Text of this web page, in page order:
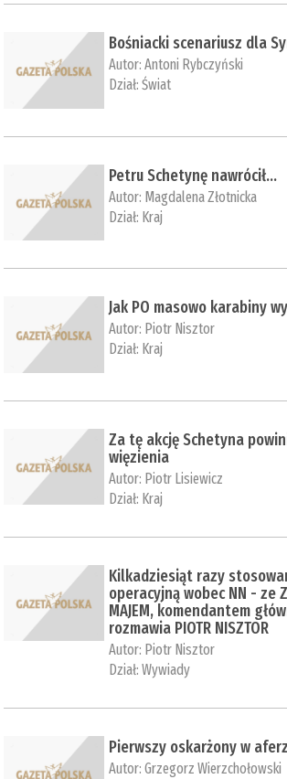
Bośniacki scenariusz dla
Autor:Antoni Rybczyński
Dział:Świat
Petru Schetynę nawrócił...
Autor: Magdalena Złotnicka
Dział: Kraj
Jak PO masowo karabiny
Autor: Piotr Nisztor
Dział: Kraj
Za tę akcję Schetyna
więzienia
Autor: Piotr Lisiewicz
Dział: Kraj
Kilkadziesiąt razy
operacyjną wobec NN - ze
MAJEM, komendantem
rozmawia PIOTR NISZTOR
Autor: Piotr Nisztor
Dział:Wywiady
Pierwszy oskarżony w
Autor:Grzegorz Wierzchołowski